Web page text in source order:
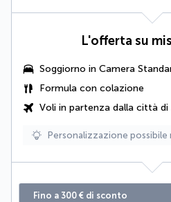
L'offerta su
Soggiorno in Camera
Formula con colazione
Voli in partenza dalla città
Personalizzazione possibile
Fino a 300 € di sconto